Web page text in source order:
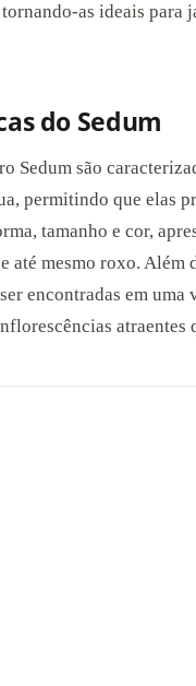
as ideais para
do Sedum
Sedum são
permitindo que elas
tamanho e cor,
até mesmo roxo. Além
encontradas em
atraentes